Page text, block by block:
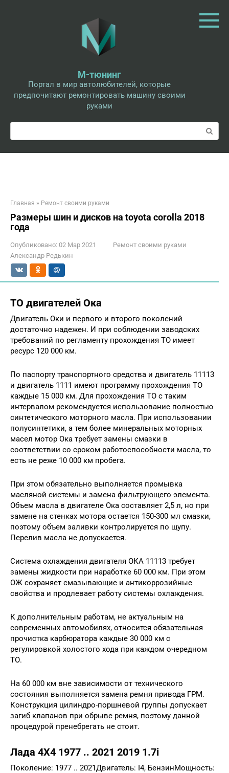
М-тюнинг
Портал в мир автолюбителей, которые
предпочитают ремонтировать машину своими
руками
Поиск:
Главная » Ремонт своими руками
Размеры шин и дисков на toyota corolla 2018
года
Опубликовано: 02 Мар 2021
Ремонт своими руками
Александр Редькин
ТО двигателей Ока
Двигатель Оки и первого и второго поколений
достаточно надежен. И при соблюдении заводских
требований по регламенту прохождения ТО имеет
ресурс 120 000 км.
По паспорту транспортного средства и двигатель 11113
и двигатель 1111 имеют программу прохождения ТО
каждые 15 000 км. Для прохождения ТО с таким
интервалом рекомендуется использование полностью
синтетического моторного масла. При использовании
полусинтетики, а тем более минеральных моторных
масел мотор Ока требует замены смазки в
соответствии со сроком работоспособности масла, то
есть не реже 10 000 км пробега.
При этом обязательно выполняется промывка
масляной системы и замена фильтрующего элемента.
Объем масла в двигателе Ока составляет 2,5 л, но при
замене на стенках мотора остается 150-300 мл смазки,
поэтому объем заливки контролируется по щупу.
Перелив масла не допускается.
Система охлаждения двигателя ОКА 11113 требует
замены жидкости при наработке 60 000 км. При этом
ОЖ сохраняет смазывающие и антикоррозийные
свойства и продлевает работу системы охлаждения.
К дополнительным работам, не актуальным на
современных автомобилях, относится обязательная
прочистка карбюратора каждые 30 000 км с
регулировкой холостого хода при каждом очередном
ТО.
На 60 000 км вне зависимости от технического
состояния выполняется замена ремня привода ГРМ.
Конструкция цилиндро-поршневой группы допускает
загиб клапанов при обрыве ремня, поэтому данной
процедурой пренебрегать не стоит.
Лада 4X4 1977 .. 2021 2019 1.7i
Поколение: 1977 .. 2021Двигатель: I4, БензинМощность: